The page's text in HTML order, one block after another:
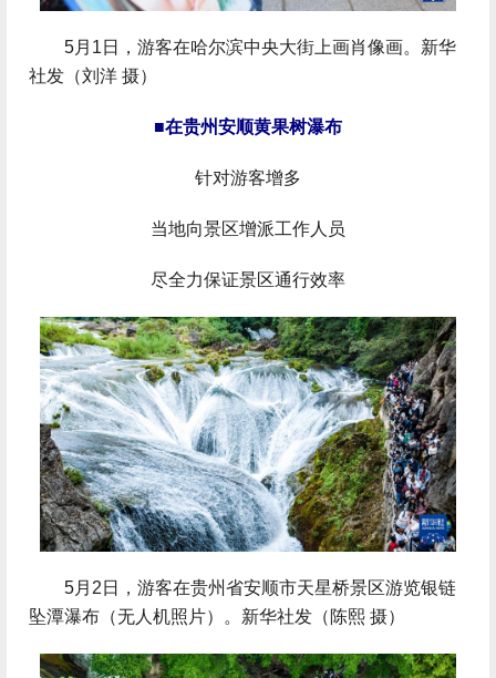
5月1日，游客在哈尔滨中央大街上画肖像画。新华
社发（刘洋 摄）
■在贵州安顺黄果树瀑布
针对游客增多
当地向景区增派工作人员
尽全力保证景区通行效率
5月2日，游客在贵州省安顺市天星桥景区游览银链
坠潭瀑布（无人机照片）。新华社发（陈熙 摄）